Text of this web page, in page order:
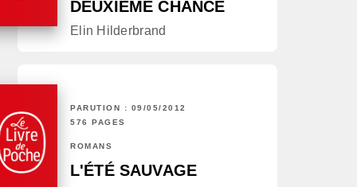
DEUXIÈME CHANCE
Elin Hilderbrand
PARUTION : 09/05/2012
576 PAGES
ROMANS
L'ÉTÉ SAUVAGE